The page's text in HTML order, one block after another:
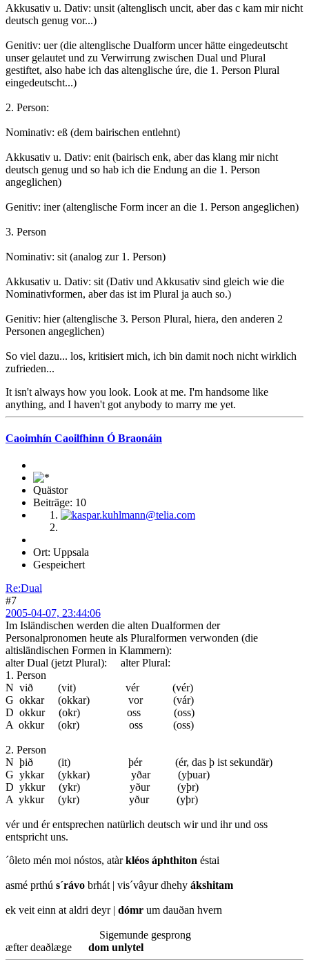
Akkusativ u. Dativ: unsit (altenglisch uncit, aber das c kam mir nicht
deutsch genug vor...)
Genitiv: uer (die altenglische Dualform uncer hätte eingedeutscht
unser gelautet und zu Verwirrung zwischen Dual und Plural
gestiftet, also habe ich das altenglische úre, die 1. Person Plural
eingedeutscht...)
2. Person:
Nominativ: eß (dem bairischen entlehnt)
Akkusativ u. Dativ: enit (bairisch enk, aber das klang mir nicht
deutsch genug und so hab ich die Endung an die 1. Person
angeglichen)
Genitiv: iner (altenglische Form incer an die 1. Person angeglichen)
3. Person
Nominativ: sit (analog zur 1. Person)
Akkusativ u. Dativ: sit (Dativ und Akkusativ sind gleich wie die
Nominativformen, aber das ist im Plural ja auch so.)
Genitiv: hier (altenglische 3. Person Plural, hiera, den anderen 2
Personen angeglichen)
So viel dazu... los, kritisiert mich, ich bin damit noch nicht wirklich
zufrieden...
It isn't always how you look. Look at me. I'm handsome like
anything, and I haven't got anybody to marry me yet.
Caoimhín Caoilfhinn Ó Braonáin
Quästor
Beiträge: 10
Ort: Uppsala
Gespeichert
Re:Dual
#7
2005-04-07, 23:44:06
Im Isländischen werden die alten Dualformen der
Personalpronomen heute als Pluralformen verwonden (die
altisländischen Formen in Klammern):
alter Dual (jetzt Plural): alter Plural:
1. Person
N við (vit) vér (vér)
G okkar (okkar) vor (vár)
D okkur (okr) oss (oss)
A okkur (okr) oss (oss)
2. Person
N þið (it) þér (ér, das þ ist sekundär)
G ykkar (ykkar) yðar (yþuar)
D ykkur (ykr) yður (yþr)
A ykkur (ykr) yður (yþr)
vér und ér entsprechen natürlich deutsch wir und ihr und oss
entspricht uns.
´ôleto mén moi nóstos, atàrkléos áphthiton éstai
asmé prthú s´rávo brhát | vis´vâyur dhehy ákshitam
ek veit einn at aldri deyr | dómr um dauðan hvern
Sigemunde gesprong
æfter deaðlæge dom unlytel